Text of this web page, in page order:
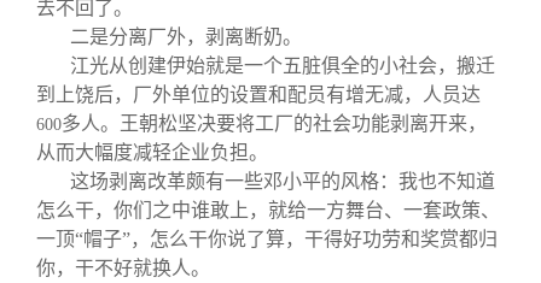
去不回了。
二是分离厂外，剥离断奶。
江光从创建伊始就是一个五脏俱全的小社会，搬迁
到上饶后，厂外单位的设置和配员有增无减，人员达
600多人。王朝松坚决要将工厂的社会功能剥离开来，
从而大幅度减轻企业负担。
这场剥离改革颇有一些邓小平的风格：我也不知道
怎么干，你们之中谁敢上，就给一方舞台、一套政策、
一顶“帽子”，怎么干你说了算，干得好功劳和奖赏都归
你，干不好就换人。